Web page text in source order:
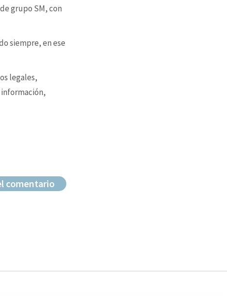
grupo SM, con
siempre, en ese
legales,